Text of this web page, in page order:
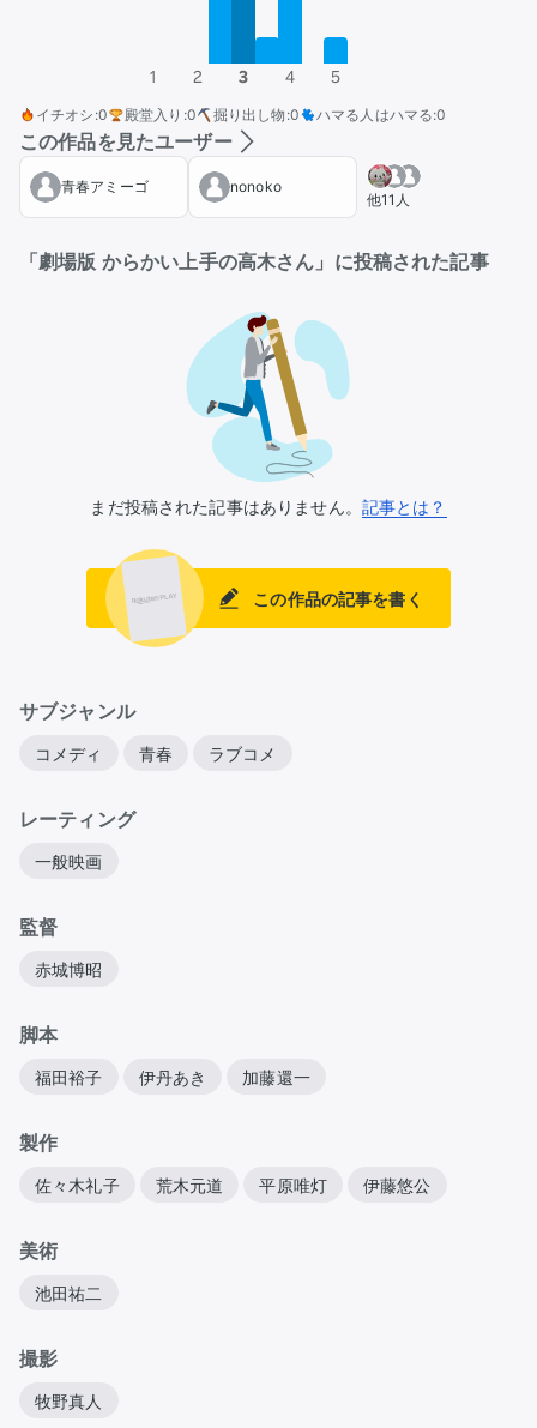
1 2 3 4 5
イチオシ :0 殿堂入り :0 掘り出し物 :0 ハマる人はハマる:0
この作品を見たユーザー
青春アミーゴ nonoko
他11人
「劇場版 からかい上手の高木さん」に投稿された記事
まだ投稿された記事はありません。 記事とは？
この作品の記事を書く
サブジャンル
コメディ 青春 ラブコメ
レーティング
一般映画
監督
赤城博昭
脚本
福田裕子 伊丹あき 加藤還一
製作
佐々木礼子 荒木元道 平原唯灯 伊藤悠公
美術
池田祐二
撮影
牧野真人